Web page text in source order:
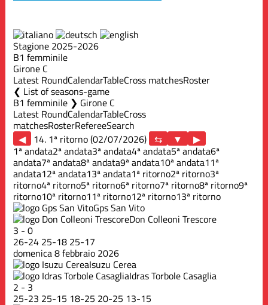
Stagione 2025-2026
B1 femminile
Girone C
Latest RoundCalendarTableCross matchesRoster
List of seasons-game
B1 femminile ❯ Girone C
Latest RoundCalendarTableCross
matchesRosterRefereeSearch
◀
14. 1ª ritorno (02/07/2026)
▶
1ª andata2ª andata3ª andata4ª andata5ª andata6ª
andata7ª andata8ª andata9ª andata10ª andata11ª
andata12ª andata13ª andata1ª ritorno2ª ritorno3ª
ritorno4ª ritorno5ª ritorno6ª ritorno7ª ritorno8ª ritorno9ª
ritorno10ª ritorno11ª ritorno12ª ritorno13ª ritorno
Gps San Vito
Don Colleoni Trescore
3 -0
26-24 25-18 25-17
domenica 8 febbraio 2026
Isuzu Cerea
Idras Torbole Casaglia
2 - 3
25-23 25-15 18-25 20-25 13-15